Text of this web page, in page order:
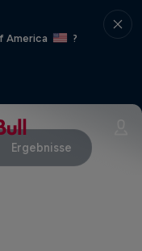
America
?
Ergebnisse